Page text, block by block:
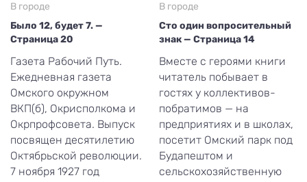
В городе
Было 12, будет 7. —
Страница 20
Газета Рабочий Путь.
Ежедневная газета
Омского окружном
ВКП(б), Окрисполкома и
Окрпрофсовета. Выпуск
посвящен десятилетию
Октябрьской революции.
7 ноября 1927 год
В городе
Сто один вопросительный
знак — Страница 14
Вместе с героями книги
читатель побывает в
гостях у коллективов-
побратимов — на
предприятиях и в школах,
посетит Омский парк под
Будапештом и
сельскохозяйственную